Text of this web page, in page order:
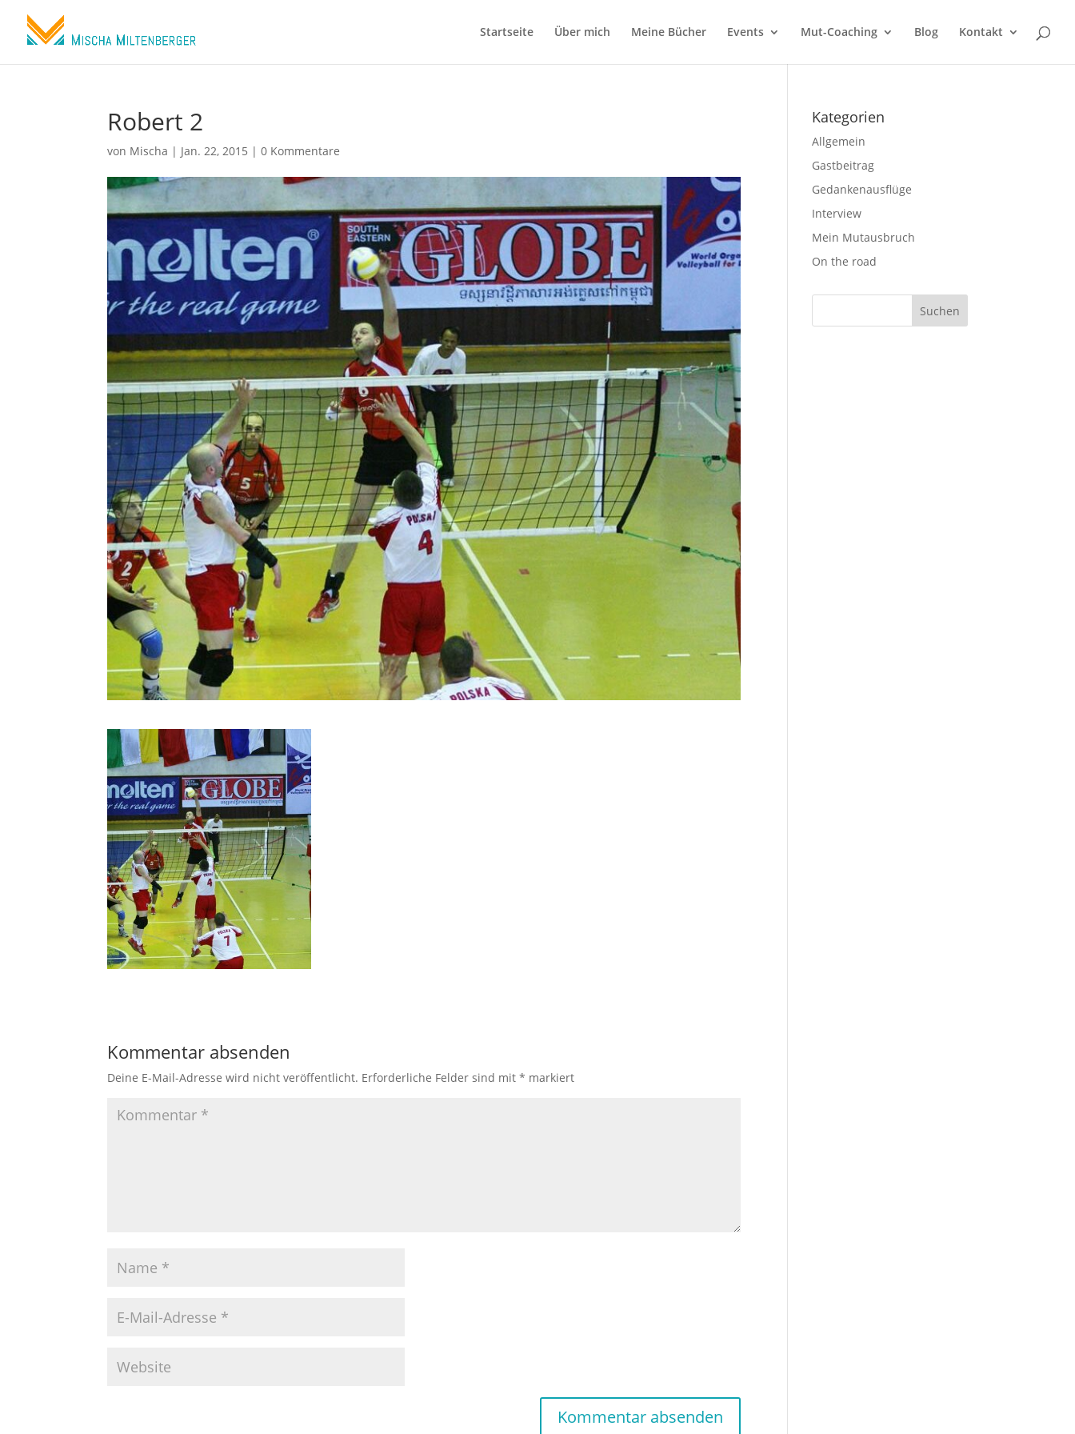
Startseite Über mich Meine Bücher Events Mut-Coaching Blog Kontakt
Robert 2
von Mischa | Jan. 22, 2015 |0 Kommentare
Kommentar absenden
Deine E-Mail-Adresse wird nicht veröffentlicht. Erforderliche Felder sind mit* markiert
Kategorien
Allgemein
Gastbeitrag
Gedankenausflüge
Interview
Mein Mutausbruch
On the road